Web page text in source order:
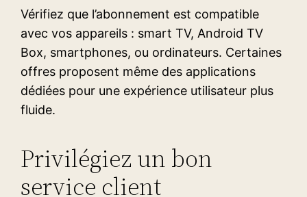
Vérifiez que l’abonnement est compatible
avec vos appareils : smart TV, Android TV
Box, smartphones, ou ordinateurs. Certaines
offres proposent même des applications
dédiées pour une expérience utilisateur plus
fluide.
Privilégiez un bon
service client